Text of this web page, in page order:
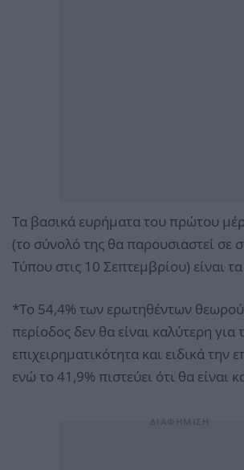
Τα βασικά ευρήματα του πρώτου
(το σύνολό της θα παρουσιαστεί σε
Τύπου στις 10 Σεπτεμβρίου) είναι τα
*Το 54,4% των ερωτηθέντων
περίοδος δεν θα είναι καλύτερη για
επιχειρηματικότητα και ειδικά την
ενώ το 41,9% πιστεύει ότι θα είναι